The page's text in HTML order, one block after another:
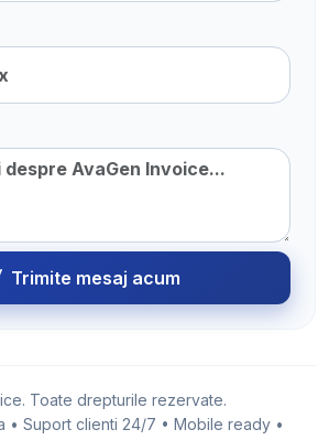
Trimite mesaj acum
Toate drepturile rezervate.
• Suport clienti 24/7 • Mobile ready •